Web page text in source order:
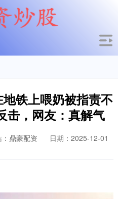
铁上喂奶被指责不
击，网友：真解气
：鼎豪配资
日期：2025-12-01